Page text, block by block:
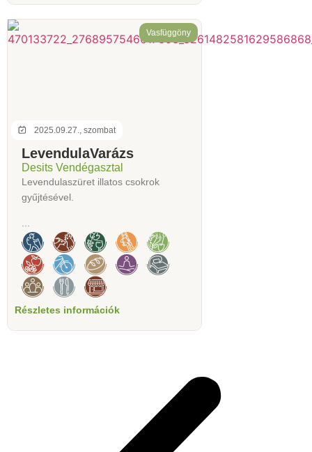
2025.09.27., szombat
Vasfüggöny
LevendulaVarázs
Desits Vendégasztal
Levendulaszüret illatos csokrok
gyűjtésével.
Részletes információk